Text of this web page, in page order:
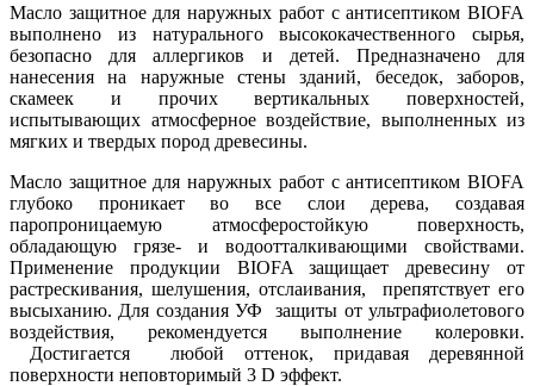
Масло защитное для наружных работ с антисептиком BIOFA
выполнено из натурального высококачественного сырья,
безопасно для аллергиков и детей. Предназначено для
нанесения на наружные стены зданий, беседок, заборов,
скамеек и прочих вертикальных поверхностей,
испытывающих атмосферное воздействие, выполненных из
мягких и твердых пород древесины.
Масло защитное для наружных работ с антисептиком BIOFA
глубоко проникает во все слои дерева, создавая
паропроницаемую атмосферостойкую поверхность,
обладающую грязе- и водоотталкивающими свойствами.
Применение продукции BIOFA защищает древесину от
растрескивания, шелушения, отслаивания, препятствует его
высыханию. Для создания УФ защиты от ультрафиолетового
воздействия, рекомендуется выполнение колеровки.
Достигается любой оттенок, придавая деревянной
поверхности неповторимый 3 D эффект.